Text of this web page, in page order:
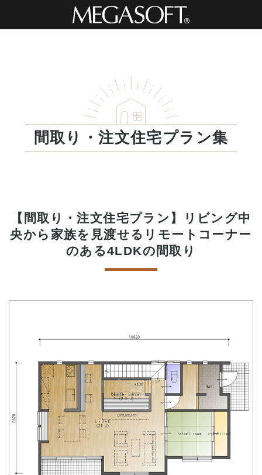
間取り・注文住宅プラン集
【間取り・注文住宅プラン】リビング中
央から家族を見渡せるリモートコーナー
のある4LDKの間取り